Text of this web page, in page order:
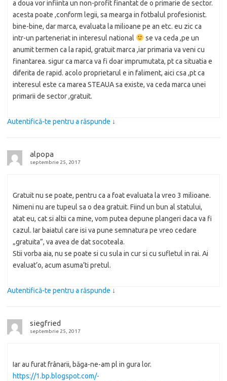
a doua vor infiinta un non-profit finantat de o primarie de sector.
acesta poate ,conform legii, sa mearga in fotbalul profesionist.
bine-bine, dar marca, evaluata la milioane pe an etc. eu zic ca
intr-un parteneriat in interesul national
se va ceda ,pe un
anumit termen ca la rapid, gratuit marca ,iar primaria va veni cu
finantarea. sigur ca marca va fi doar imprumutata, pt ca situatia e
diferita de rapid. acolo proprietarul e in faliment, aici csa ,pt ca
interesul este ca marea STEAUA sa existe, va ceda marca unei
primarii de sector ,gratuit.
Autentifică-te pentru a răspunde ↓
alpopa
septembrie 25, 2017
Gratuit nu se poate, pentru ca a foat evaluata la vreo 3 milioane.
Nimeni nu are tupeul sa o dea gratuit. Fiind un bun al statului,
atat eu, cat si altii ca mine, vom putea depune plangeri daca va fi
cazul. Iar baiatul care isi va pune semnatura pe vreo cedare
„gratuita”, va avea de dat socoteala.
Stii vorba aia, nu se poate si cu sula in cur si cu sufletul in rai. Ai
evaluat’o, acum asuma’ti pretul.
Autentifică-te pentru a răspunde ↓
siegfried
septembrie 25, 2017
Iar au furat frânarii, băga-ne-am pl in gura lor.
https://1.bp.blogspot.com/-